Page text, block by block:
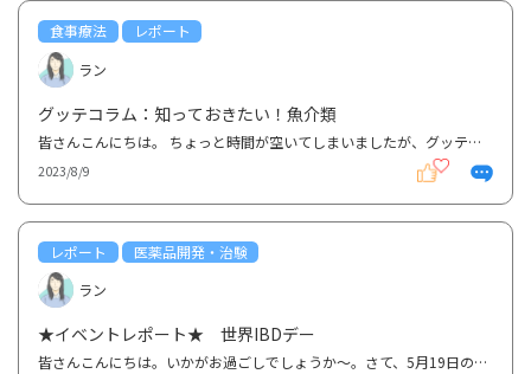
食事療法
レポート
ラン
グッテコラム：知っておきたい！魚介類
皆さんこんにちは。 ちょっと時間が空いてしまいましたが、グッテコラムのご紹介をします＼(^o^)／今回...
2023/8/9
レポート
医薬品開発・治験
ラン
★イベントレポート★ 世界IBDデー
皆さんこんにちは。いかがお過ごしでしょうか～。さて、5月19日の世界IBDデーに合わせて、京都大学消化...